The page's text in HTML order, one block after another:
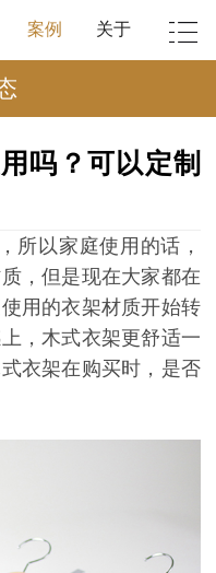
案例 关于
吗？可以定制
所以家庭使用的话，
，但是现在大家都在
用的衣架材质开始转
，木式衣架更舒适一
衣架在购买时，是否